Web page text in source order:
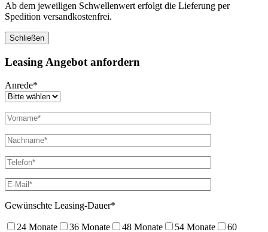
Ab dem jeweiligen Schwellenwert erfolgt die Lieferung per
Spedition versandkostenfrei.
Schließen
Leasing Angebot anfordern
Anrede*
Gewünschte Leasing-Dauer*
24 Monate 36 Monate 48 Monate 54 Monate
60